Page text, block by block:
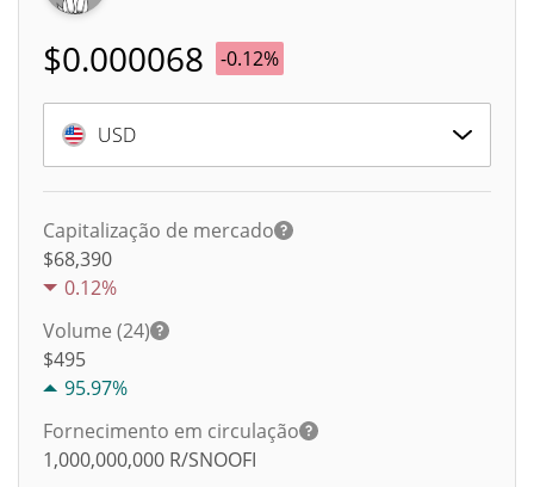
$0.000068 -0.12%
USD
Capitalização de mercado
$68,390
0.12%
Volume (24)
$495
95.97%
Fornecimento em circulação
1,000,000,000 R/SNOOFI